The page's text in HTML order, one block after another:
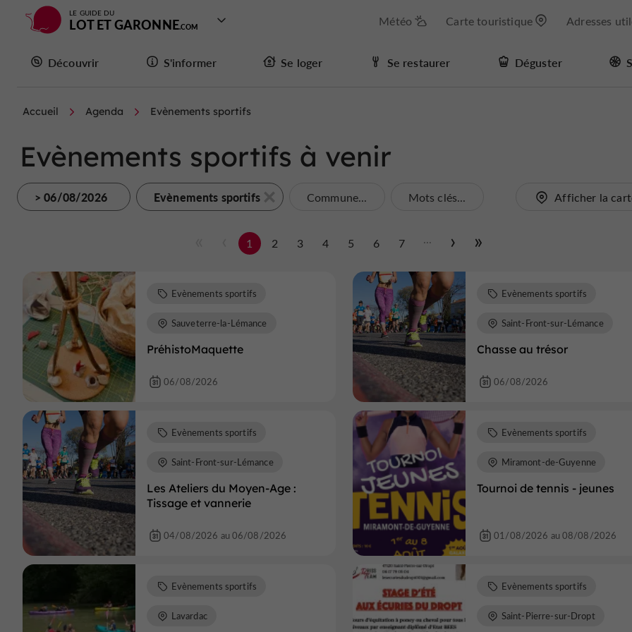
LE GUIDE DU
LOT ET GARONNE Météo Carte touristique Adresses
Découvrir S'informer Se loger Se restaurer Déguster
Accueil Agenda Evènements sportifs
Evènements sportifs à venir
> 06/08/2026 Evènements sportifs Commune... Mots clés... Afficher la
1 2 3 4 5 6 7 ...
PréhistoMaquette
Evènements sportifs
Sauveterre-la-Lémance
06/08/2026
Chasse au trésor
Evènements sportifs
Saint-Front-sur-Lémance
06/08/2026
Les Ateliers du Moyen-Age :
Tissage et vannerie
Evènements sportifs
Saint-Front-sur-Lémance
04/08/2026 au 06/08/2026
Tournoi de tennis - jeunes
Evènements sportifs
Miramont-de-Guyenne
01/08/2026 au 08/08/2026
Evènements sportifs
Lavardac
Evènements sportifs
Saint-Pierre-sur-Dropt